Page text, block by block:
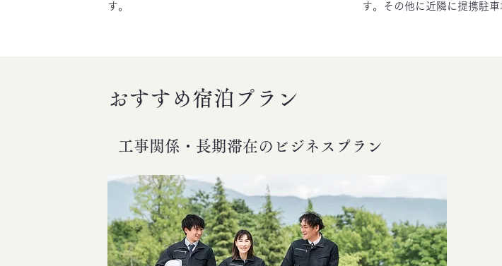
す。
す。その他に近隣に提携駐車
おすすめ宿泊プラン
工事関係・長期滞在の ビジネスプラン